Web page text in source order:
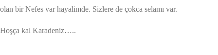
olan bir Nefes var hayalimde. Sizlere de çokca selamı var.
Hoşça kal Karadeniz…..